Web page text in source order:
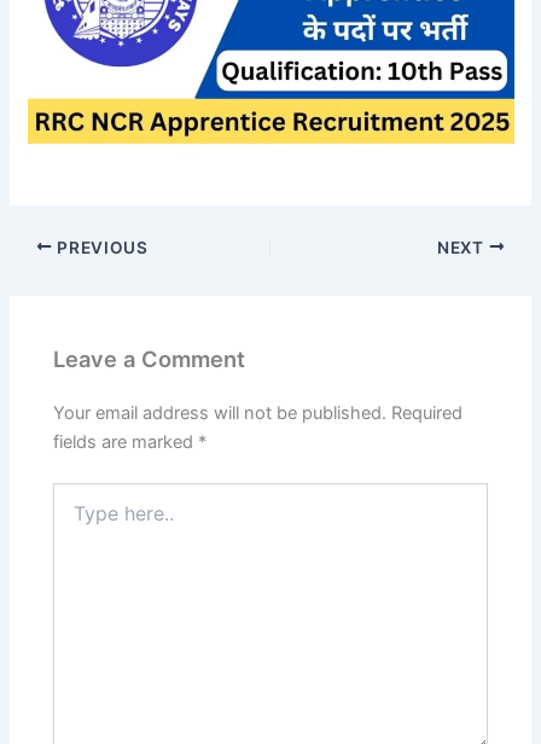
PREVIOUS NEXT
Leave a Comment
Your email address will not be published. Required
fields are marked *
here..